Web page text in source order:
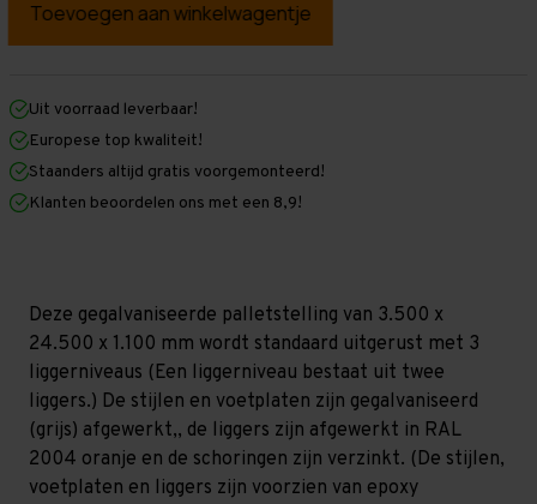
Palletstelling
mm
mm
x
1.100
mm
Galva
Zwaar
-
T100
Palletstelling
mm
mm
1.100
mm
(HxLXD)
Galva
Zwaar
-
T100
Uit voorraad leverbaar!
Europese top kwaliteit!
Staanders altijd gratis voorgemonteerd!
Klanten beoordelen ons met een 8,9!
Deze gegalvaniseerde palletstelling van 3.500 x
24.500 x 1.100 mm wordt standaard uitgerust met 3
liggerniveaus (Een liggerniveau bestaat uit twee
liggers.) De stijlen en voetplaten zijn gegalvaniseerd
(grijs) afgewerkt,, de liggers zijn afgewerkt in RAL
2004 oranje en de schoringen zijn verzinkt. (De stijlen,
voetplaten en liggers zijn voorzien van epoxy